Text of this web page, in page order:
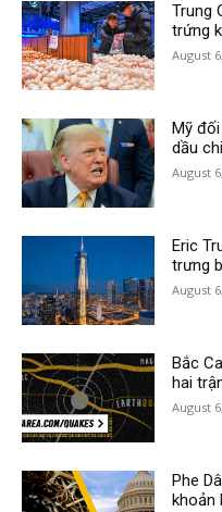
Trung
trứng
August
Mỹ
dầu
August
Eric
trưng
August
Bắc
hai
August
Phe
khoản